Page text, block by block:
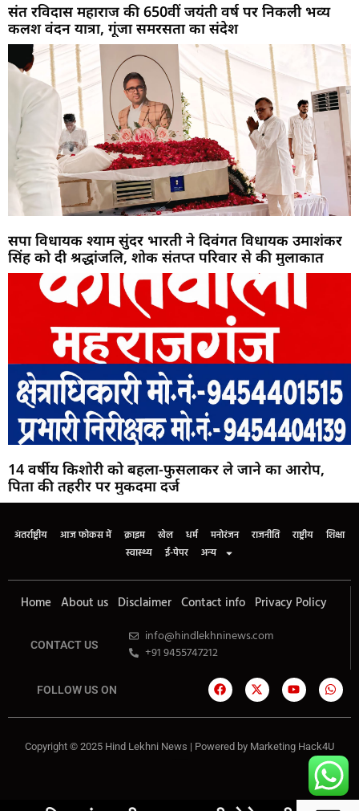
संत रविदास महाराज की 650वीं जयंती वर्ष पर निकली भव्य
कलश वंदन यात्रा, गूंजा समरसता का संदेश
सपा विधायक श्याम सुंदर भारती ने दिवंगत विधायक उमाशंकर
सिंह को दी श्रद्धांजलि, शोक संतप्त परिवार से की मुलाकात
14 वर्षीय किशोरी को बहला-फुसलाकर ले जाने का आरोप,
पिता की तहरीर पर मुकदमा दर्ज
अंतर्राष्ट्रीय आज फोकस में क्राइम खेल धर्म मनोरंजन राजनीति राष्ट्रीय
शिक्षा
स्वास्थ्य
ई-पेपर अन्य
Home About us Disclaimer Contact info Privacy Policy
CONTACT US
info@hindlekhninews.com
+91 9455747212
FOLLOW US ON
Copyright © 2025 Hind Lekhni News | Powered by Marketing Hack4U